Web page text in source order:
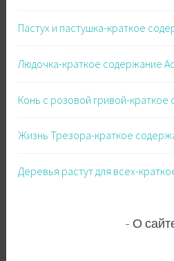
Пастух и пастушка-краткое
Людочка-краткое содержание
Конь с розовой гривой-
Жизнь Трезора-краткое
Деревья растут для всех-
О